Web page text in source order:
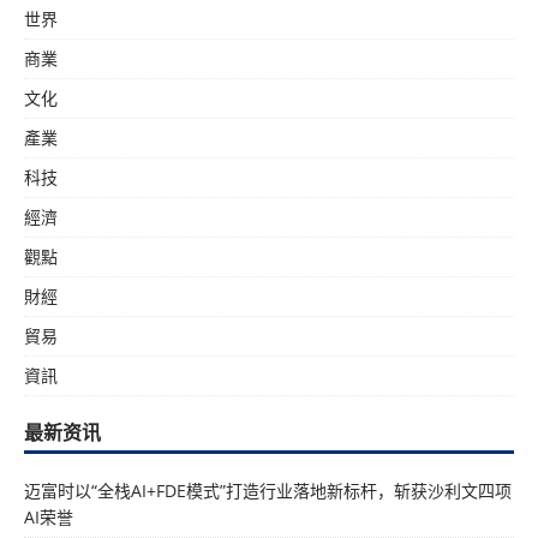
世界
商業
文化
產業
科技
經濟
觀點
財經
貿易
資訊
最新资讯
迈富时以“全栈AI+FDE模式”打造行业落地新标杆，斩获沙利文四项
AI荣誉